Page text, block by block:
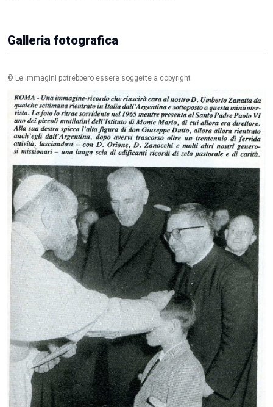
Galleria fotografica
© Le immagini potrebbero essere soggette a copyright